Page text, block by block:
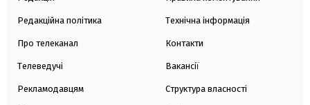
Редакційна політика
Про телеканал
Телеведучі
Рекламодавцям
Технічна інформація
Контакти
Вакансії
Структура власності